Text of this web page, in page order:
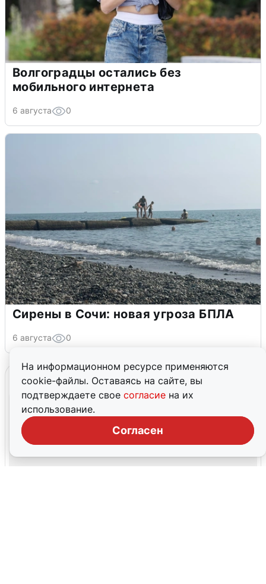
На информационном ресурсе применяются
cookie-файлы. Оставаясь на сайте, вы
подтверждаете свое согласие на их
использование.
Согласен
Волгоградцы остались без
мобильного интернета
6 августа 0
Сирены в Сочи: новая угроза БПЛА
6 августа 0